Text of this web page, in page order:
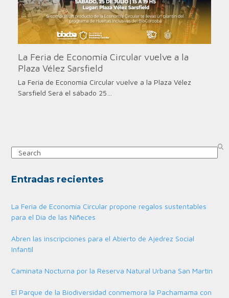
La Feria de Economía Circular vuelve a la
Plaza Vélez Sarsfield
La Feria de Economía Circular vuelve a la Plaza Vélez
Sarsfield Será el sábado 25…
Search
Entradas recientes
La Feria de Economía Circular propone regalos sustentables
para el Día de las Niñeces
Abren las inscripciones para el Abierto de Ajedrez Social
Infantil
Caminata Nocturna por la Reserva Natural Urbana San Martín
El Parque de la Biodiversidad conmemora la Pachamama con